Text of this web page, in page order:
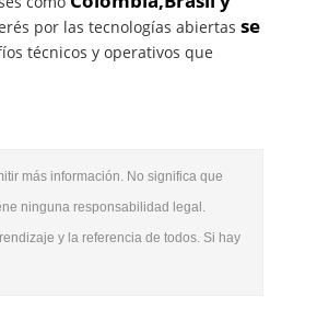
por las tecnologías abiertasse
técnicos y operativos que
más información. No significa que
ninguna responsabilidad legal.
y la referencia de todos. Si hay